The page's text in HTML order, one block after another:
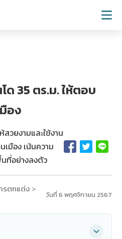
ด 35 ตร.ม. ให้ตอบ
อง
วยงามและใช้งาน
มือง เน้นความ
ที่อย่างลงตัว
รตกแต่ง >
วันที่ 6 พฤศจิกายน 2567